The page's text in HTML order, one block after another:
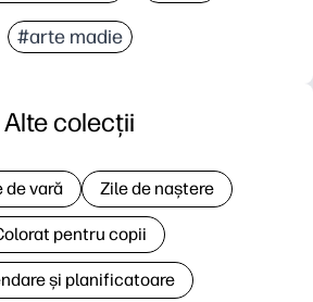
#arte madie
Alte colecții
vară Zile de naștere
pentru copii
și planificatoare